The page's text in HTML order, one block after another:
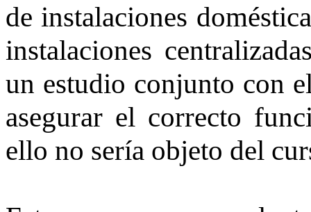
de instalaciones
instalaciones
un estudio conjunto con
asegurar el correcto
ello no sería objeto del